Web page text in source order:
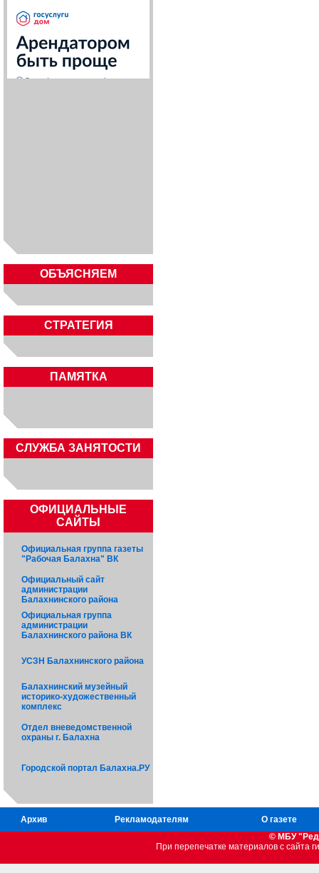
ОБЪЯСНЯЕМ
СТРАТЕГИЯ
ПАМЯТКА
CЛУЖБА ЗАНЯТОСТИ
ОФИЦИАЛЬНЫЕ
САЙТЫ
Официальная группа газеты
"Рабочая Балахна" ВК
Официальный сайт
администрации
Балахнинского района
Официальная группа
администрации
Балахнинского района ВК
УСЗН Балахнинского района
Балахнинский музейный
историко-художественный
комплекс
Отдел вневедомственной
охраны г. Балахна
Городской портал Балахна.РУ
Архив Рекламодателям
О газете
© МБУ
При перепечатке материалов c сайта